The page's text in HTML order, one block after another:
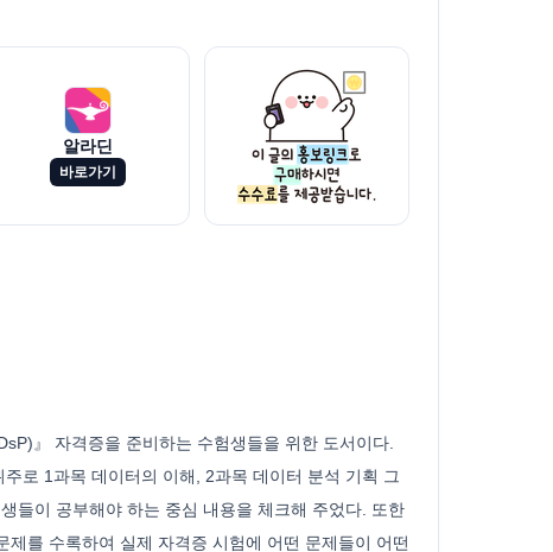
알라딘
바로가기
』 자격증을 준비하는 수험생들을 위한 도서이다.
로 1과목 데이터의 이해, 2과목 데이터 분석 기획 그
들이 공부해야 하는 중심 내용을 체크해 주었다. 또한
를 수록하여 실제 자격증 시험에 어떤 문제들이 어떤